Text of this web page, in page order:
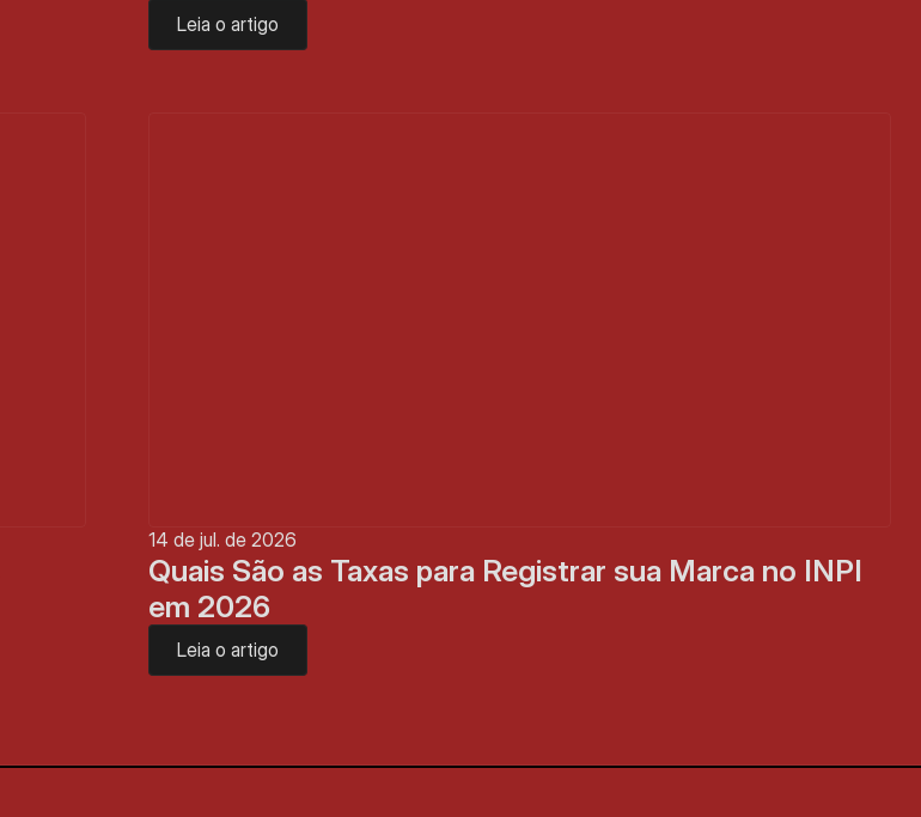
Leia o artigo
14 de jul. de 2026
Quais São as Taxas para Registrar sua Marca no INPI
em 2026
Leia o artigo